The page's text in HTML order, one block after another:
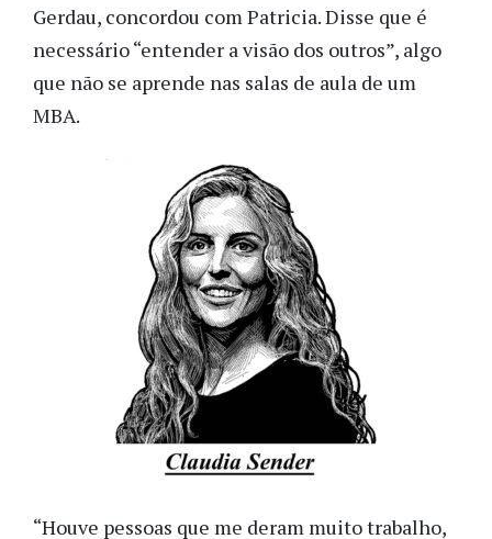
Gerdau, concordou com Patricia. Disse que é
necessário “entender a visão dos outros”, algo
que não se aprende nas salas de aula de um
MBA.
“Houve pessoas que me deram muito trabalho,